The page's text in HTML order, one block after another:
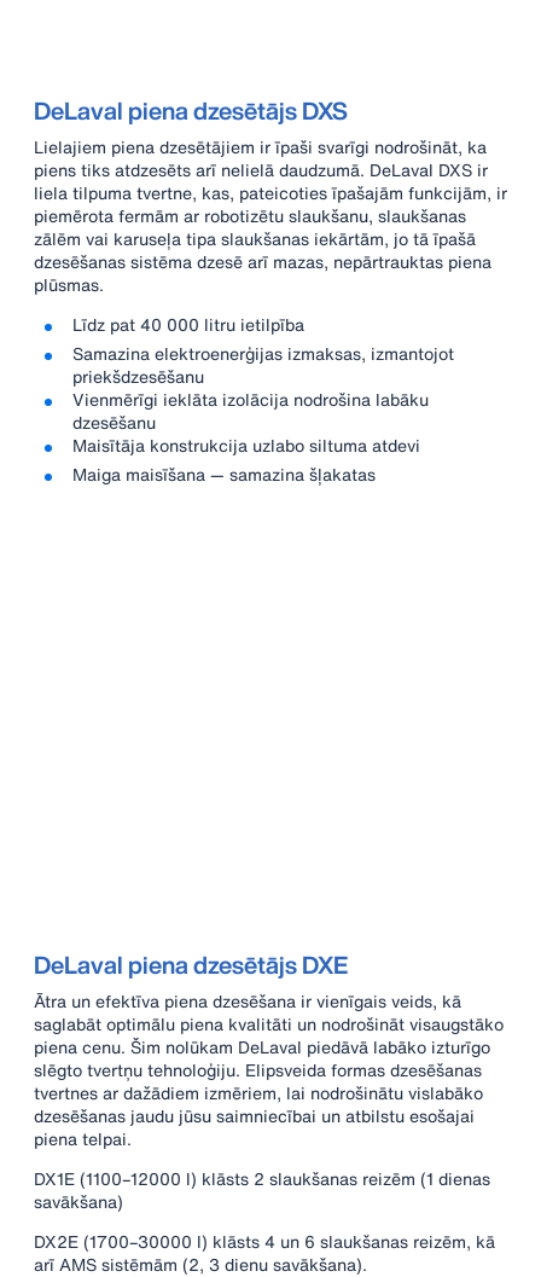
DeLaval piena dzesētājs DXS
Lielajiem piena dzesētājiem ir īpaši svarīgi nodrošināt, ka
piens tiks atdzesēts arī nelielā daudzumā. DeLaval DXS ir
liela tilpuma tvertne, kas, pateicoties īpašajām funkcijām, ir
piemērota fermām ar robotizētu slaukšanu, slaukšanas
zālēm vai karuseļa tipa slaukšanas iekārtām, jo tā īpašā
dzesēšanas sistēma dzesē arī mazas, nepārtrauktas piena
plūsmas.
Līdz pat 40 000 litru ietilpība
Samazina elektroenerģijas izmaksas, izmantojot
priekšdzesēšanu
Vienmērīgi ieklāta izolācija nodrošina labāku
dzesēšanu
Maisītāja konstrukcija uzlabo siltuma atdevi
Maiga maisīšana — samazina šļakatas
DeLaval piena dzesētājs DXE
Ātra un efektīva piena dzesēšana ir vienīgais veids, kā
saglabāt optimālu piena kvalitāti un nodrošināt visaugstāko
piena cenu. Šim nolūkam DeLaval piedāvā labāko izturīgo
slēgto tvertņu tehnoloģiju. Elipsveida formas dzesēšanas
tvertnes ar dažādiem izmēriem, lai nodrošinātu vislabāko
dzesēšanas jaudu jūsu saimniecībai un atbilstu esošajai
piena telpai.
DX1E (1100–12000 l) klāsts 2 slaukšanas reizēm (1 dienas
savākšana)
DX2E (1700–30000 l) klāsts 4 un 6 slaukšanas reizēm, kā
arī AMS sistēmām (2, 3 dienu savākšana).